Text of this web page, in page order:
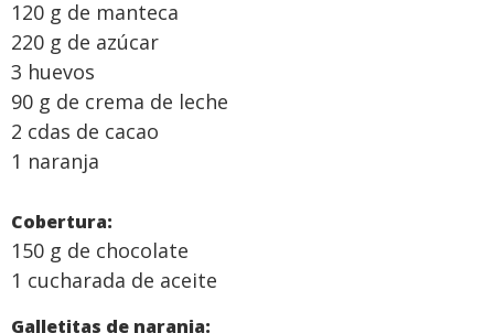
120 g de manteca
220 g de azúcar
3 huevos
90 g de crema de leche
2 cdas de cacao
1 naranja
Cobertura:
150 g de chocolate
1 cucharada de aceite
Galletitas de naranja: